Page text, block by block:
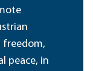
freedom,
peace, in